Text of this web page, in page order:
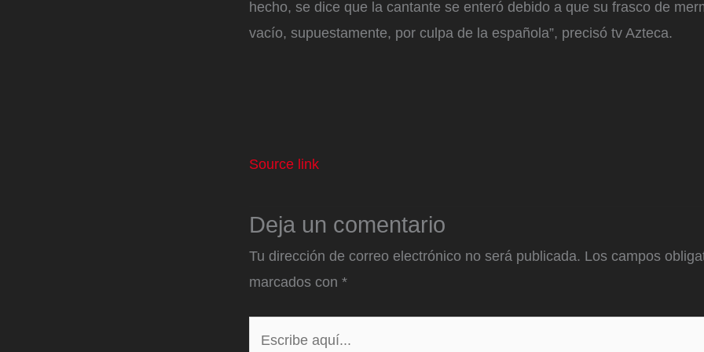
hecho, se dice que la cantante se enteró debido a que su frasco de
vacío, supuestamente, por culpa de la española”, precisó tv Azteca.
Source link
Deja un comentario
Tu dirección de correo electrónico no será publicada. Los campos
marcados con *